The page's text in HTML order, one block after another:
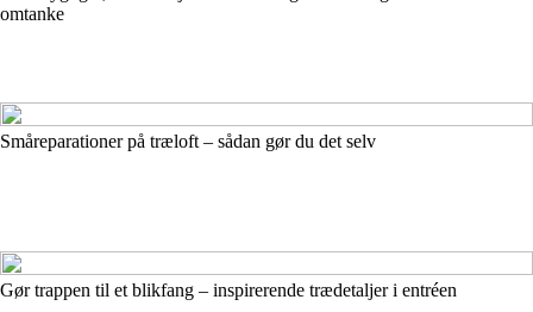
omtanke
Småreparationer på træloft – sådan gør du det selv
Gør trappen til et blikfang – inspirerende trædetaljer i entréen